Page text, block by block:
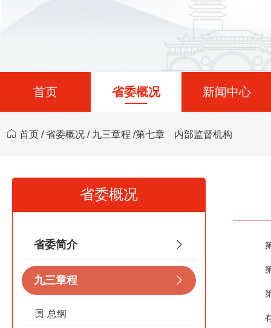
首页 省委概况 新闻中心
首页 /省委概况 / 九三章程 /第七章 内部监督机构
省委概况
省委简介
九三章程
总纲